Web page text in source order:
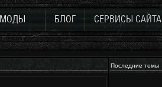
МОДЫ БЛОГ СЕРВИСЫ САЙТА
Последние темы